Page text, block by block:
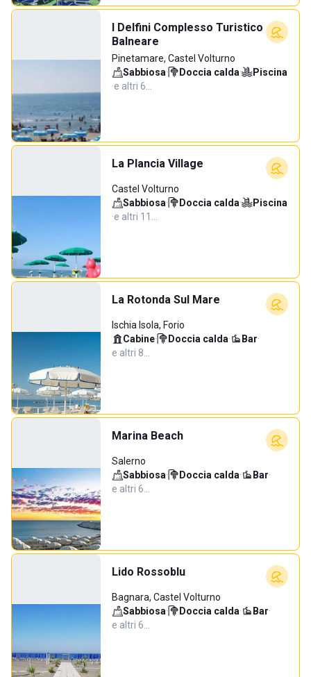
I Delfini Complesso Turistico
Balneare
Pinetamare, Castel Volturno
Sabbiosa· Doccia calda·
Piscina
·e altri 6…
La Plancia Village
Castel Volturno
Sabbiosa· Doccia calda·
Piscina
·e altri 11…
La Rotonda Sul Mare
Ischia Isola, Forio
Cabine· Doccia calda· Bar·
e altri 8…
Marina Beach
Salerno
Sabbiosa· Doccia calda· Bar·
e altri 6…
Lido Rossoblu
Bagnara, Castel Volturno
Sabbiosa· Doccia calda· Bar·
e altri 6…